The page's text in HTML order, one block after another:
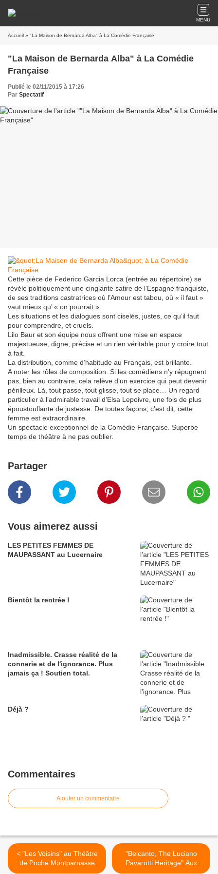
MENU
Accueil » "La Maison de Bernarda Alba" à La Comédie Française
"La Maison de Bernarda Alba" à La Comédie
Française
Publié le 02/11/2015 à 17:26
Par Spectatif
Cette pièce de Federico Garcia Lorca (entrée au répertoire) se
révèle politiquement une cinglante satire de l’Espagne franquiste,
de ses traditions castratrices où l’Amour est tabou, où « il faut »
vaut mieux qu’ « on pourrait ».
Les situations et les dialogues sont ciselés, justes, ce qu’il faut
pour comprendre, et cruels.
Lilo Baur et son équipe nous offrent une mise en espace
majestueuse, digne, précise et un rien véritable pour y croire tout
à fait.
La distribution, comme d’habitude au Français, est brillante.
A noter les rôles de composition. Si les comédiens n’y répugnent
pas, bien au contraire, cela relève d’un exercice qui peut devenir
périlleux. Là, tout passe, tout glisse, tout se place… Un regard
particulier à l’admirable travail d’Elsa Lepoivre, une fois de plus
époustouflante de justesse. De toutes façons, c’est dit, cette
femme est extraordinaire.
Un spectacle exceptionnel de la Comédie Française. Superbe
temps de théâtre à ne pas oublier.
Partager
Vous aimerez aussi
LES PETITES FEMMES DE
MAUPASSANT au Lucernaire
Bientôt la rentrée !
Inadmissible. Crasse réalité de la
connerie et de l'ignorance. Plus
jamais ça ! Soutien total.
Déjà ?
Commentaires
Ajouter un commentaire
< "Les Voisins" au Théâtre
de Poche Montparnasse
"Belcanto, The Luciano
Pavarotti Heritage" Aux
Folies Bergères >